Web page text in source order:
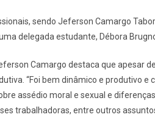
sendo Jeferson Camargo
delegada estudante, Débora
Camargo destaca que apesar
“Foi bem dinâmico e produtivo e
assédio moral e sexual e
trabalhadoras, entre outros